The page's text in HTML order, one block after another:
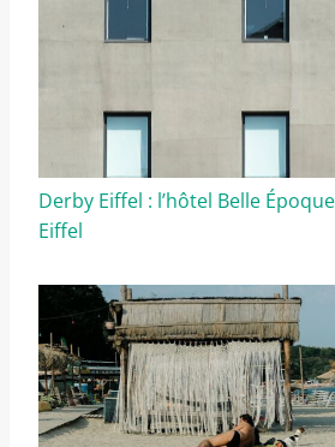
Derby Eiffel : l’hôtel Belle
Eiffel